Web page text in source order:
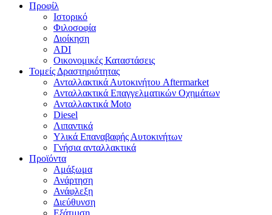
Προφίλ
Ιστορικό
Φιλοσοφία
Διοίκηση
ADI
Οικονομικές Καταστάσεις
Τομείς Δραστηριότητας
Ανταλλακτικά Αυτοκινήτου Aftermarket
Ανταλλακτικά Επαγγελματικών Οχημάτων
Ανταλλακτικά Moto
Diesel
Λιπαντικά
Υλικά Επαναβαφής Αυτοκινήτων
Γνήσια ανταλλακτικά
Προϊόντα
Αμάξωμα
Ανάρτηση
Ανάφλεξη
Διεύθυνση